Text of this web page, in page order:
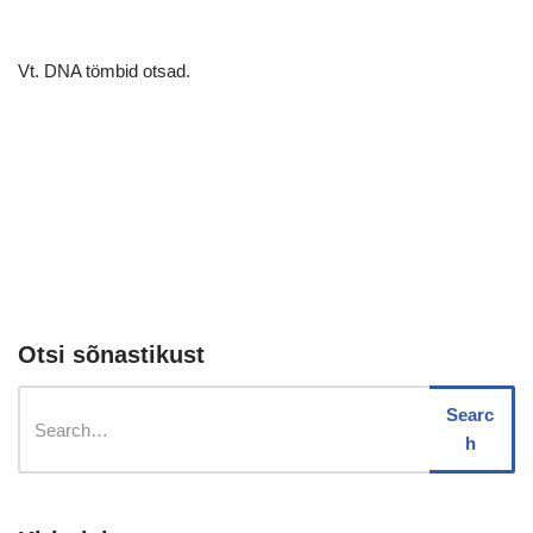
Vt. DNA tömbid otsad.
Otsi sõnastikust
Searc
h